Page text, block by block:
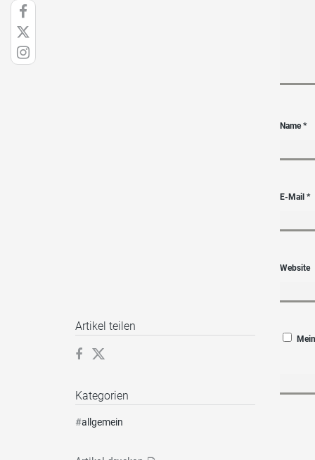
Name*
E-Mail*
Website
Artikel teilen
Kategorien
#allgemein